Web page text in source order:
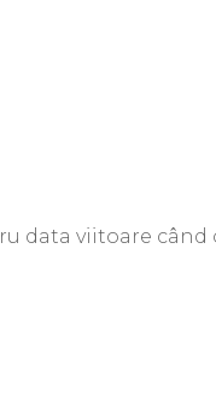
data viitoare când